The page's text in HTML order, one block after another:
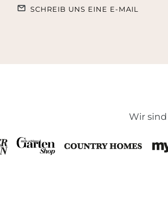
SCHREIB UNS EINE E-MAIL
Wir